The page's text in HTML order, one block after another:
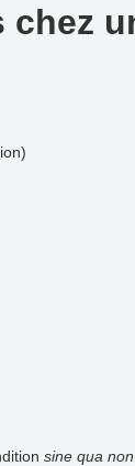
sine qua non